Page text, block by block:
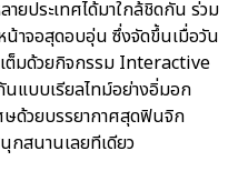
ยประเทศได้มาใกล้ชิดกัน ร่วม
าจอสุดอบอุ่น ซึ่งจัดขึ้นเมื่อวัน
ต็มด้วยกิจกรรม Interactive
นแบบเรียลไทม์อย่างอิ่มอก
ษด้วยบรรยากาศสุดฟินจิก
กสนานเลยทีเดียว